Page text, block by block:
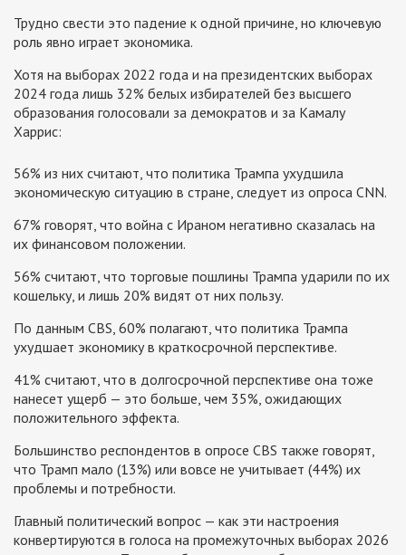
Трудно свести это падение к одной причине, но ключевую
роль явно играет экономика.
Хотя на выборах 2022 года и на президентских выборах
2024 года лишь 32% белых избирателей без высшего
образования голосовали за демократов и за Камалу
Харрис:
56% из них считают, что политика Трампа ухудшила
экономическую ситуацию в стране, следует из опроса CNN.
67% говорят, что война с Ираном негативно сказалась на
их финансовом положении.
56% считают, что торговые пошлины Трампа ударили по их
кошельку, и лишь 20% видят от них пользу.
По данным CBS, 60% полагают, что политика Трампа
ухудшает экономику в краткосрочной перспективе.
41% считают, что в долгосрочной перспективе она тоже
нанесет ущерб — это больше, чем 35%, ожидающих
положительного эффекта.
Большинство респондентов в опросе CBS также говорят,
что Трамп мало (13%) или вовсе не учитывает (44%) их
проблемы и потребности.
Главный политический вопрос — как эти настроения
конвертируются в голоса на промежуточных выборах 2026